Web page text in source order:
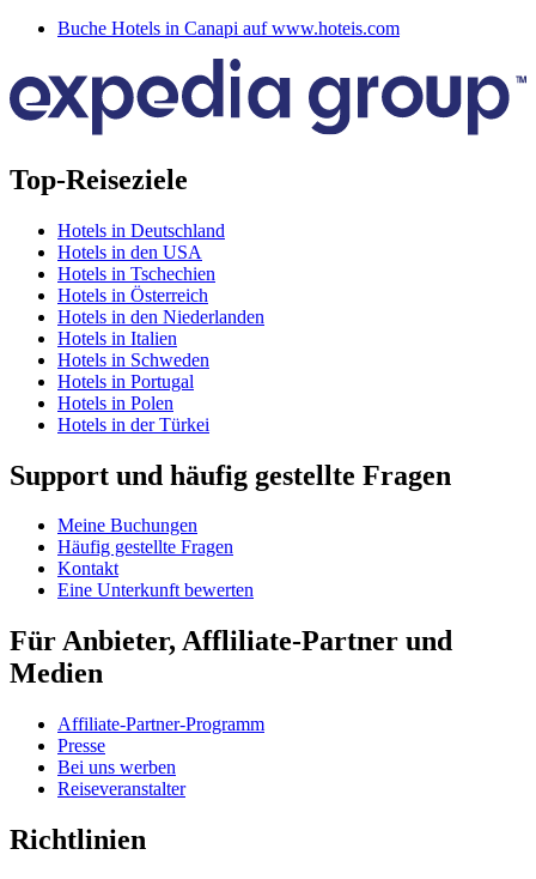
Buche Hotels in Canapi auf www.hoteis.com
Top-Reiseziele
Hotels in Deutschland
Hotels in den USA
Hotels in Tschechien
Hotels in Österreich
Hotels in den Niederlanden
Hotels in Italien
Hotels in Schweden
Hotels in Portugal
Hotels in Polen
Hotels in der Türkei
Support und häufig gestellte Fragen
Meine Buchungen
Häufig gestellte Fragen
Kontakt
Eine Unterkunft bewerten
Für Anbieter, Affliliate-Partner und
Medien
Affiliate-Partner-Programm
Presse
Bei uns werben
Reiseveranstalter
Richtlinien